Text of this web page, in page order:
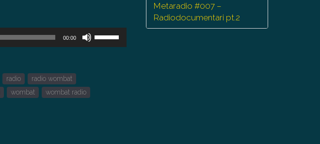
00:00
radio
radio wombat
wombat
wombat radio
Metaradio #007 –
Radiodocumentari pt.2